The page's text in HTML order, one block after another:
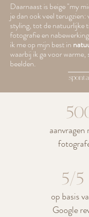
Daarnaast is beige "my
je dan ook veel terugzien:
styling, tot de natuurlijke
fotografie en
ik me op mijn best in
waarbij ik ga voor
beelden.
aanvragen
5/5
op basis
Google